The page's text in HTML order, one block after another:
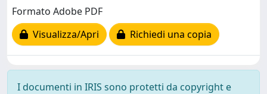
Formato Adobe PDF
Visualizza/Apri
Richiedi una copia
I documenti in IRIS sono protetti da copyright e